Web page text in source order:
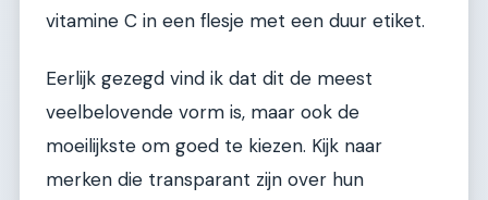
vitamine C in een flesje met een duur etiket.
Eerlijk gezegd vind ik dat dit de meest
veelbelovende vorm is, maar ook de
moeilijkste om goed te kiezen. Kijk naar
merken die transparant zijn over hun